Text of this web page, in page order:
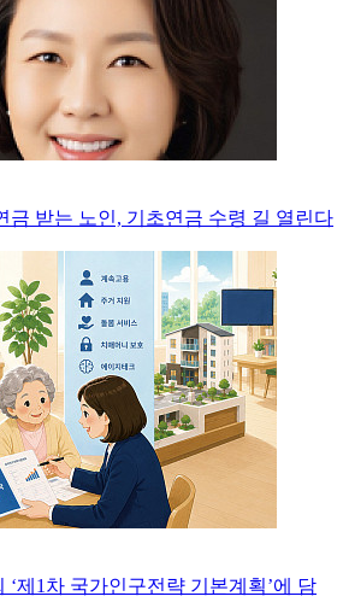
금 받는 노인, 기초연금 수령 길 열린다
‘제1차 국가인구전략 기본계획’에 담